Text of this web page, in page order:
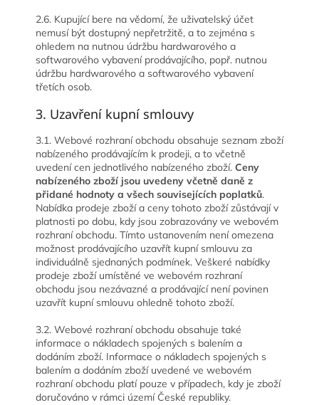
2.6. Kupující bere na vědomí, že uživatelský účet
nemusí být dostupný nepřetržitě, a to zejména s
ohledem na nutnou údržbu hardwarového a
softwarového vybavení prodávajícího, popř. nutnou
údržbu hardwarového a softwarového vybavení
třetích osob.
3. Uzavření kupní smlouvy
3.1. Webové rozhraní obchodu obsahuje seznam zboží
nabízeného prodávajícím k prodeji, a to včetně
uvedení cen jednotlivého nabízeného zboží. Ceny
nabízeného zboží jsou uvedeny včetně daně z
přidané hodnoty a všech souvisejících poplatků.
Nabídka prodeje zboží a ceny tohoto zboží zůstávají v
platnosti po dobu, kdy jsou zobrazovány ve webovém
rozhraní obchodu. Tímto ustanovením není omezena
možnost prodávajícího uzavřít kupní smlouvu za
individuálně sjednaných podmínek. Veškeré nabídky
prodeje zboží umístěné ve webovém rozhraní
obchodu jsou nezávazné a prodávající není povinen
uzavřít kupní smlouvu ohledně tohoto zboží.
3.2. Webové rozhraní obchodu obsahuje také
informace o nákladech spojených s balením a
dodáním zboží. Informace o nákladech spojených s
balením a dodáním zboží uvedené ve webovém
rozhraní obchodu platí pouze v případech, kdy je zboží
doručováno v rámci území České republiky.